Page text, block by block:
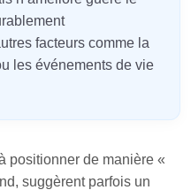
facteurs comme la
les événements de vie
positionner de manière «
suggèrent parfois un